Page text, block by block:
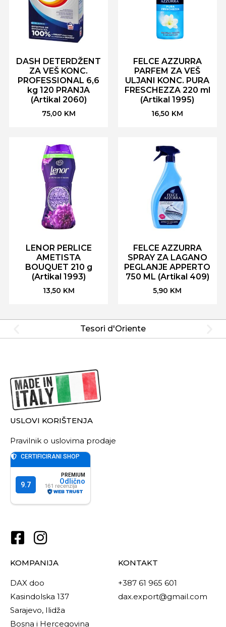
DASH DETERDŽENT
ZA VEŠ KONC.
PROFESSIONAL 6,6
kg 120 PRANJA
(Artikal 2060)
75,00 KM
FELCE AZZURRA
PARFEM ZA VEŠ
ULJANI KONC. PURA
FRESCHEZZA 220 ml
(Artikal 1995)
16,50 KM
LENOR PERLICE
AMETISTA
BOUQUET 210 g
(Artikal 1993)
13,50 KM
FELCE AZZURRA
SPRAY ZA LAGANO
PEGLANJE APPERTO
750 ML (Artikal 409)
5,90 KM
Tesori d'Oriente
USLOVI KORIŠTENJA
Pravilnik o uslovima prodaje
KOMPANIJA
DAX doo
Kasindolska 137
Sarajevo, Ilidža
Bosna i Hercegovina
KONTAKT
+387 61 965 601
dax.export@gmail.com